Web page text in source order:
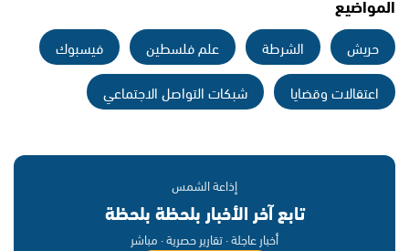
حريش الشرطة علم فلسطين
فيسبوك
اعتقالات وقضايا
شبكات التواصل الاجتماعي
إذاعة الشمس
تابع آخر الأخبار بلحظة بلحظة
أخبار عاجلة · تقارير حصرية · مباشر